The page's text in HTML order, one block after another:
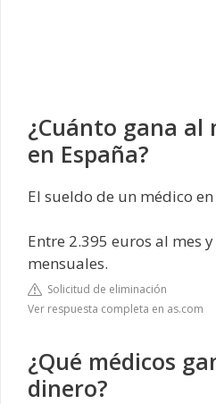
¿Cuánto gana al
en España?
El sueldo de un médico en
Entre 2.395 euros al mes
mensuales.
Solicitud de eliminación
Ver respuesta completa en as.com
¿Qué médicos
dinero?